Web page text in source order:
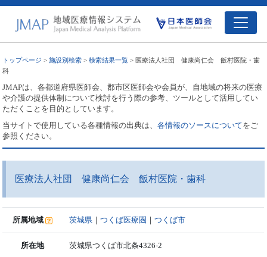
トップページ >施設別検索 >検索結果一覧 > 医療法人社団 健康尚仁会 飯村医院・歯
科
JMAPは、各都道府県医師会、郡市区医師会や会員が、自地域の将来の医療
や介護の提供体制について検討を行う際の参考、ツールとして活用してい
ただくことを目的としています。
当サイトで使用している各種情報の出典は、各情報のソースについてをご
参照ください。
医療法人社団 健康尚仁会 飯村医院・歯科
所属地域 茨城県 ｜つくば医療圏 ｜つくば市
所在地 茨城県つくば市北条4326-2